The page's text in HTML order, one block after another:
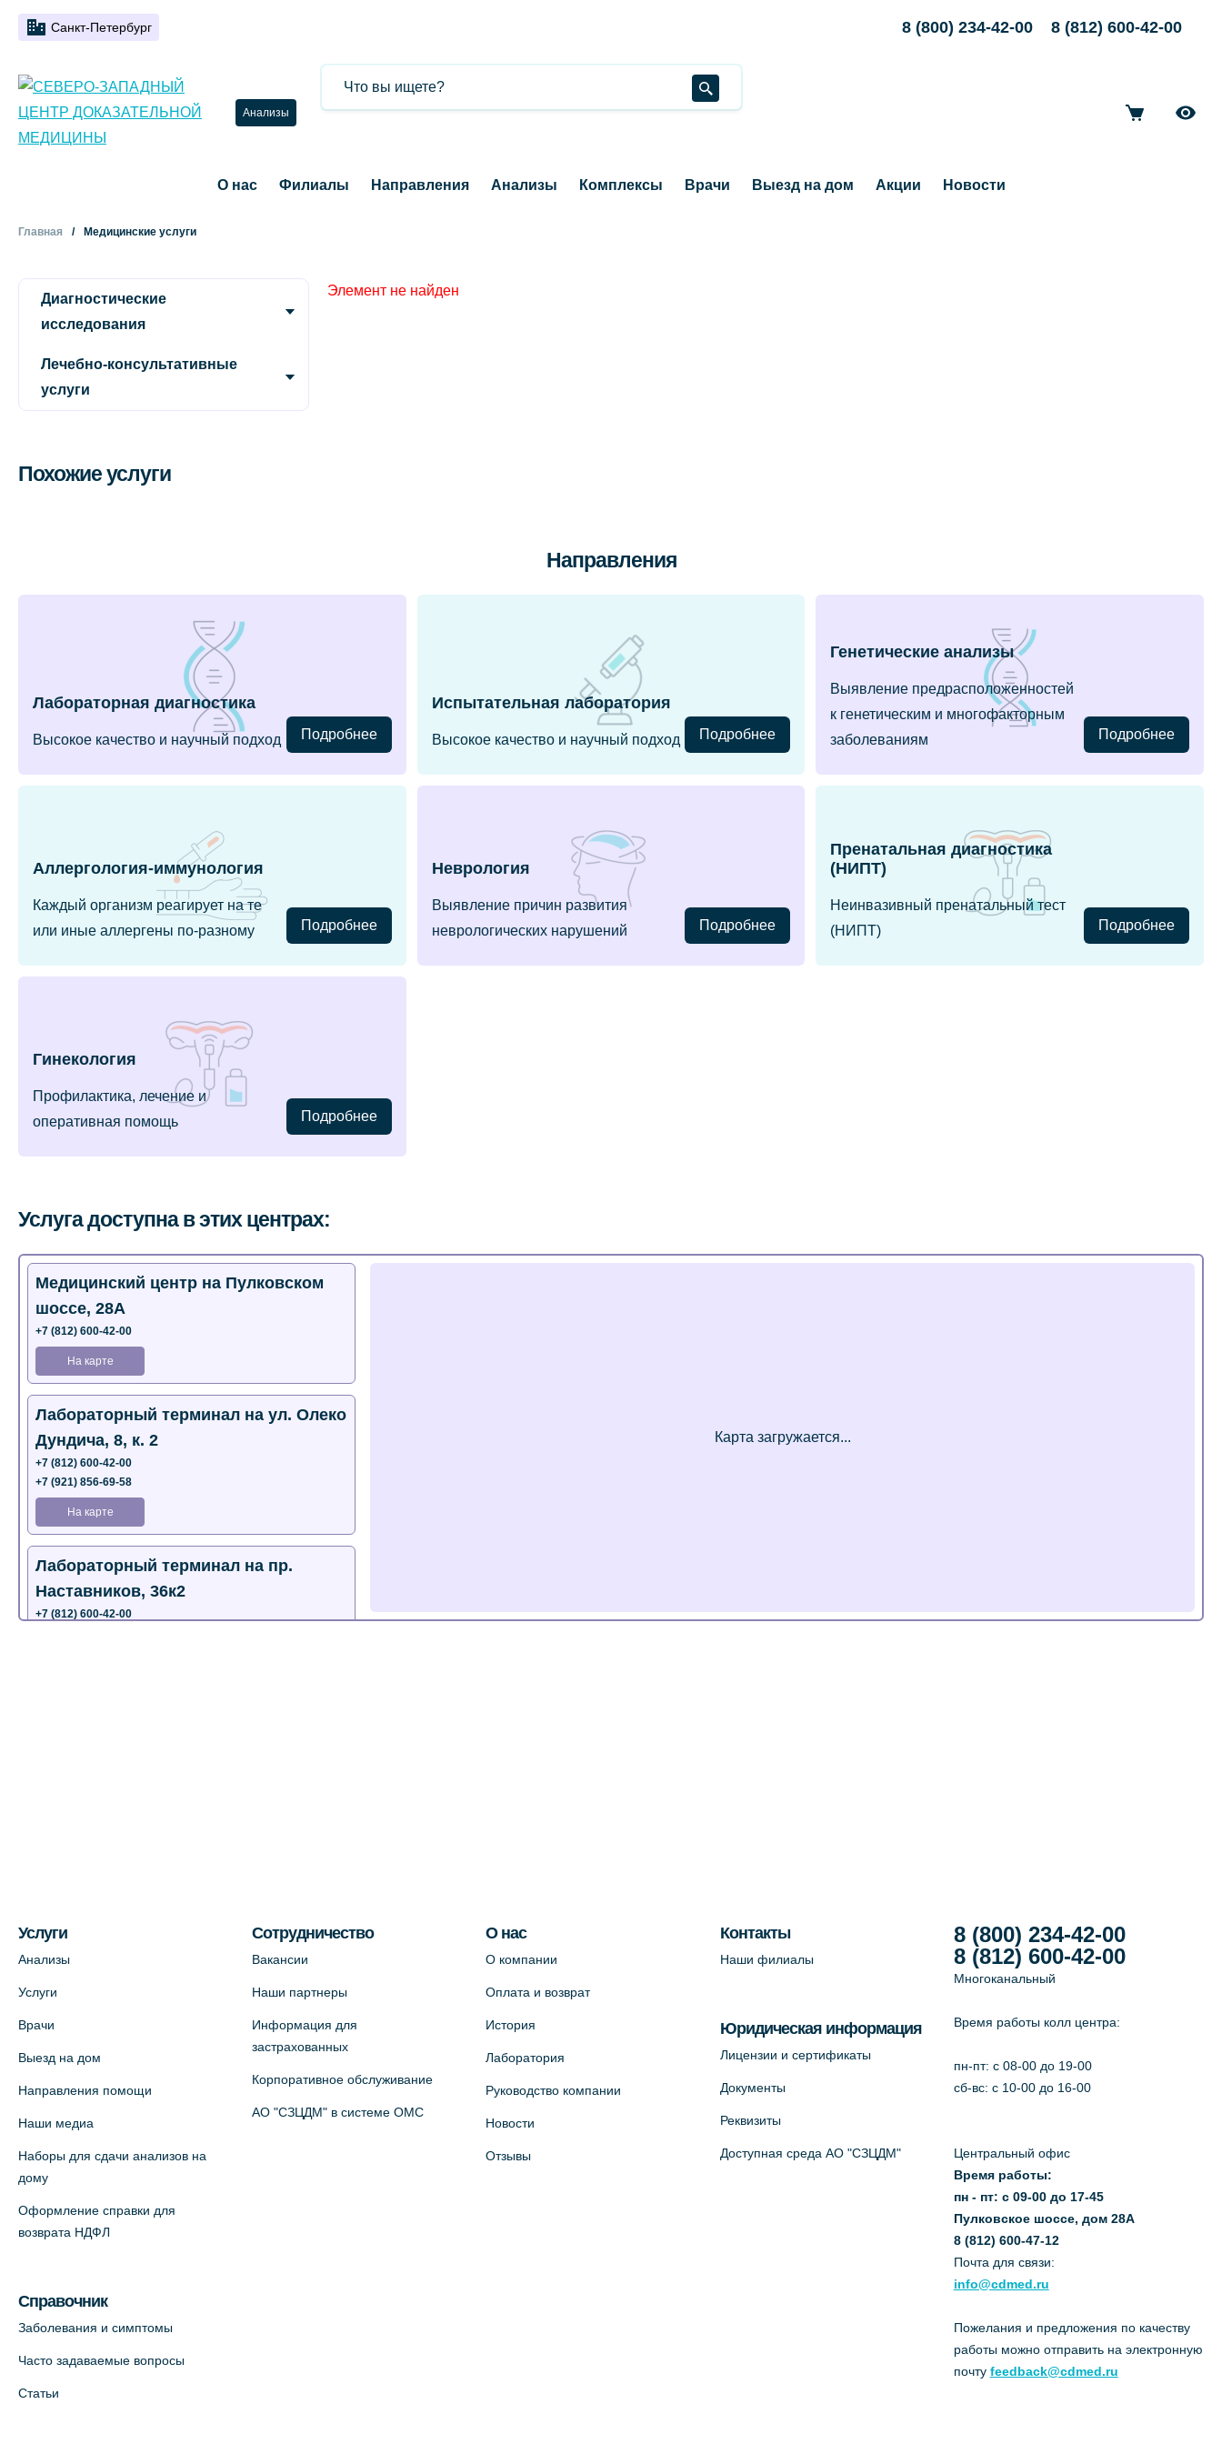
Санкт-Петербург 8 (800) 234-42-00 8 (812) 600-42-00
Анализы
О нас Филиалы Направления Анализы Комплексы Врачи Выезд на дом Акции Новости
Главная Медицинские услуги
Диагностические
исследования
Лечебно-консультативные
услуги
Элемент не найден
Похожие услуги
Направления
Лабораторная диагностика
Высокое качество и научный подход Подробнее
Испытательная лаборатория
Высокое качество и научный подход Подробнее
Генетические анализы
Выявление предрасположенностей
к генетическим и многофакторным
заболеваниям
Подробнее
Аллергология-иммунология
Каждый организм реагирует на те
или иные аллергены по-разному
Подробнее
Неврология
Выявление причин развития
неврологических нарушений
Подробнее
Пренатальная диагностика
(НИПТ)
Неинвазивный пренатальный тест
(НИПТ)
Подробнее
Гинекология
Профилактика, лечение и
оперативная помощь
Подробнее
Услуга доступна в этих центрах:
Медицинский центр на Пулковском
шоссе, 28А
+7 (812) 600-42-00
На карте
Лабораторный терминал на ул. Олеко
Дундича, 8, к. 2
+7 (812) 600-42-00
+7 (921) 856-69-58
На карте
Лабораторный терминал на пр.
Наставников, 36к2
+7 (812) 600-42-00
+7 (812) 660-73-69
На карте
партнер)
+7 (812) 660-73-69
На карте
Семейный" (официальный партнер),
Красносельское шоссе, 54, к.3
Услуги
Анализы
Услуги
Врачи
Выезд на дом
Направления помощи
Наши медиа
Наборы для сдачи анализов на
дому
Оформление справки для
возврата НДФЛ
Справочник
Заболевания и симптомы
Часто задаваемые вопросы
Статьи
Сотрудничество
Вакансии
Наши партнеры
Информация для
застрахованных
Корпоративное обслуживание
АО "СЗЦДМ" в системе ОМС
О нас
О компании
Оплата и возврат
История
Лаборатория
Руководство компании
Новости
Отзывы
Контакты
Наши филиалы
Юридическая информация
Лицензии и сертификаты
Документы
Реквизиты
Доступная среда АО "СЗЦДМ"
8 (800) 234-42-00
8 (812) 600-42-00
Многоканальный
Время работы колл центра:
пн-пт: c 08-00 до 19-00
сб-вс: с 10-00 до 16-00
Центральный офис
Время работы:
пн - пт: с 09-00 до 17-45
Пулковское шоссе, дом 28А
8 (812) 600-47-12
Почта для связи:
info@cdmed.ru
Пожелания и предложения по качеству
работы можно отправить на электронную
почту feedback@cdmed.ru